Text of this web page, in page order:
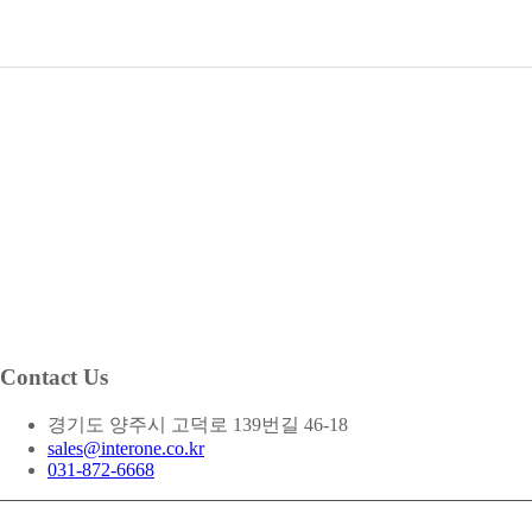
Contact Us
경기도 양주시 고덕로 139번길 46-18
sales@interone.co.kr
031-872-6668